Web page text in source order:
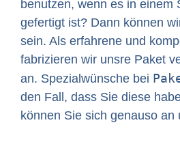
benutzen, wenn es in einem
gefertigt ist? Dann können
sein. Als erfahrene und
fabrizieren wir unsre Paket
an. Spezialwünsche bei
den Fall, dass Sie diese
können Sie sich genauso an